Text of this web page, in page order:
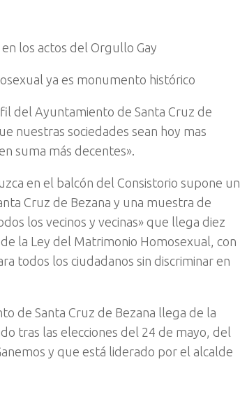
los actos del Orgullo Gay
ya es monumento histórico
del Ayuntamiento de Santa Cruz de
nuestras sociedades sean hoy mas
suma más decentes».
en el balcón del Consistorio supone un
Cruz de Bezana y una muestra de
los vecinos y vecinas» que llega diez
la Ley del Matrimonio Homosexual, con
todos los ciudadanos sin discriminar en
de Santa Cruz de Bezana llega de la
tras las elecciones del 24 de mayo, del
y que está liderado por el alcalde